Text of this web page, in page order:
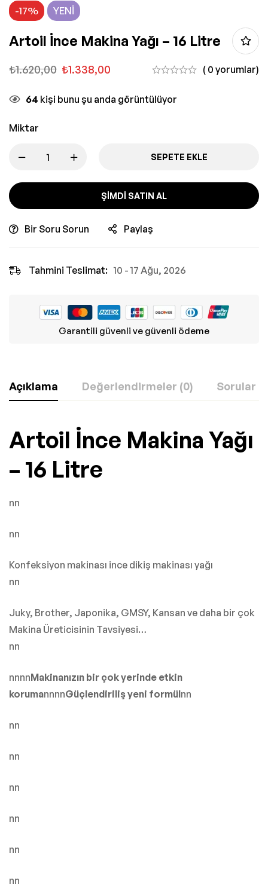
-17% YENI
Artoil İnce Makina Yağı – 16 Litre
₺1.620,00 ₺1.338,00 ( 0 yorumlar)
64 kişi bunu şu anda görüntülüyor
Miktar
SEPETE EKLE
ŞIMDI SATIN AL
Bir Soru Sorun Paylaş
Tahmini Teslimat: 10 - 17 Ağu, 2026
Garantili güvenli ve güvenli ödeme
Açıklama Değerlendirmeler (0) Sorular
Artoil İnce Makina Yağı
– 16 Litre
nn
nn
Konfeksiyon makinası ince dikiş makinası yağı
nn
Juky, Brother, Japonika, GMSY, Kansan ve daha bir çok
Makina Üreticisinin Tavsiyesi…
nn
nnnnMakinanızın bir çok yerinde etkin
korumannnnGüçlendiriliş yeni formülnn
nn
nn
nn
nn
nn
nn